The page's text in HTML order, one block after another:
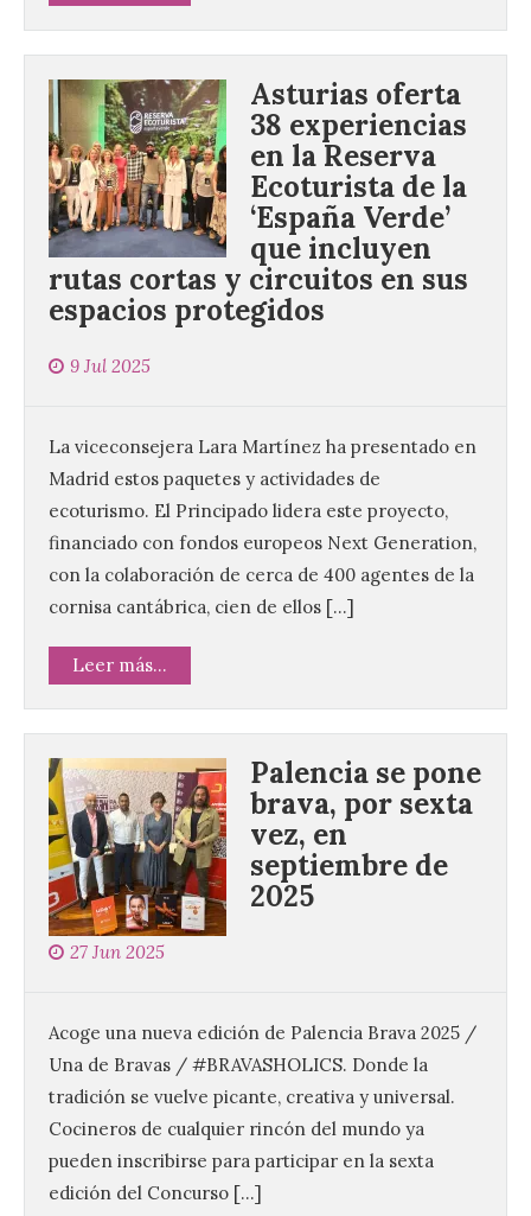
Asturias oferta
38 experiencias
en la Reserva
Ecoturista de la
‘España Verde’
que incluyen
rutas cortas y circuitos en sus
espacios protegidos
9 Jul 2025
La viceconsejera Lara Martínez ha presentado en
Madrid estos paquetes y actividades de
ecoturismo. El Principado lidera este proyecto,
financiado con fondos europeos Next Generation,
con la colaboración de cerca de 400 agentes de la
cornisa cantábrica, cien de ellos […]
Leer más...
Palencia se pone
brava, por sexta
vez, en
septiembre de
2025
27 Jun 2025
Acoge una nueva edición de Palencia Brava 2025 /
Una de Bravas / #BRAVASHOLICS. Donde la
tradición se vuelve picante, creativa y universal.
Cocineros de cualquier rincón del mundo ya
pueden inscribirse para participar en la sexta
edición del Concurso […]
Santander aconseja acudir
a pie o en transporte
público y evitar el
8 Ago 2026
El TUS cuenta con líneas
que llegan a la zona en
puntos como el faro de
Cabo Mayor, Cueto,
Corbanera o Ciriego y